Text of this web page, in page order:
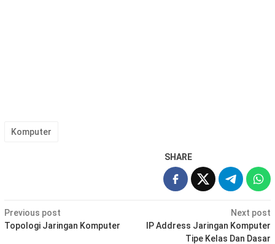
Komputer
SHARE
Post
navigation
Previous post
Topologi Jaringan Komputer
Next post
IP Address Jaringan Komputer
Tipe Kelas Dan Dasar